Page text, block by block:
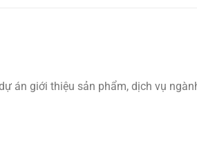
án giới thiệu sản phẩm, dịch vụ